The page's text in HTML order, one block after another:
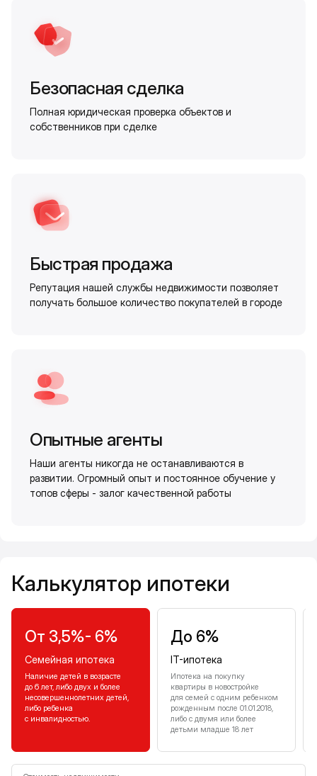
Безопасная сделка
Полная юридическая проверка объектов и
собственников при сделке
Быстрая продажа
Репутация нашей службы недвижимости позволяет
получать большое количество покупателей в городе
Опытные агенты
Наши агенты никогда не останавливаются в
развитии. Огромный опыт и постоянное обучение у
топов сферы - залог качественной работы
Калькулятор ипотеки
От 3,5%- 6%
Семейная ипотека
Наличие детей в возрасте
до 6 лет, либо двух и более
несовершеннолетних детей,
либо ребенка
с инвалидностью.
До 6%
IT-ипотека
Ипотека на покупку
квартиры в новостройке
для семей с одним ребенком
рожденным после 01.01.2018,
либо с двумя или более
детьми младше 18 лет